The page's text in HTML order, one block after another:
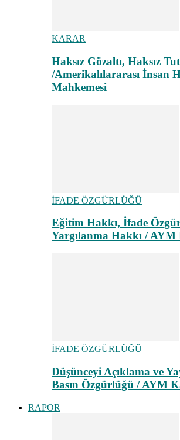
KARAR
Haksız Gözaltı, Haksız
/Amerikalılararası İnsan
Mahkemesi
İFADE ÖZGÜRLÜĞÜ
Eğitim Hakkı, İfade
Yargılanma Hakkı / AYM
İFADE ÖZGÜRLÜĞÜ
Düşünceyi Açıklama ve
Basın Özgürlüğü / AYM
RAPOR